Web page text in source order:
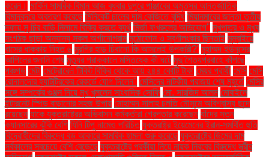
করেন। মার্কিন সামরিক বিমান আজ বুধবার দুপুরে পাঞ্জাবের অমৃতসর আন্তর্জাতিক
বিমানবন্দরে অবতরণ করেছে মিনিকেট চালের দাম কেজিতে বৃদ্ধি মিয়ানমারের জান্তা তৃতীয়
দফায় সু চির বাড়ি নিলামে বিক্রি করতে ব্যর্থ মির্জা ফখরুলের অভিযোগ" মুখপাত্র ও মুখ্য
সংগঠক ছাড়া অন্যান্য সকল অর্গানোগ্রাম মুঠোফোন ও স্বর্ণালংকার ছিনতাই মুম্বাইয়ে
বাসের ধাক্কায় নিহত ৬ মুরগির হাড় চিবানো কি আসলেই উপকারী?' মুহাম্মদ ইউনূসের
আপিলের শুনানি শেষ মৃত্যুর প্রাক্কালে মস্তিষ্কে কী ঘটে মৃদু শৈত্যপ্রবাহে কাঁপছে
পঞ্চগড় মেটা মেট্রোরেল টিকিট বিক্রি থেকে আয় ২৪৪ কোটি টাকা মেয়র প্রার্থী মেসি মেসি
রোনালদোর হ্যাটট্রিকের রেকর্ডে যোগ দিলেন" মেসিদের নাটকীয় পরাজয় শেষ মুহূর্তে মেসির
সঙ্গে সম্পর্কের গুঞ্জন নিয়ে মুখ খুললেন সাংবাদিক সোফি মো. সারজিদ আলম মোবাইলে
ইন্টারনেট স্পিড বাড়ানোর সহজ উপায় মোহাম্মদ সালাহ চলতি মৌসুমে অবিশ্বাস্য ছন্দে
রয়েছেন যাকে যুক্তরাষ্ট্রের অভিবাসন কর্মকর্তারা গ্রেপ্তার করেছেন যাঁদের স্তন
ক্যানসারের ঝুঁকি বেশি যিনি টিপু নামেও পরিচিত যুক্তরাষ্ট্র ইয়েমেনের ইরান-সমর্থিত হুতি
বিদ্রোহীদের বিরুদ্ধে বড় আকারে সামরিক হামলা শুরু করেছে যুক্তরাষ্ট্রে ডিমের দাম
সর্বকালের সবচেয়ে বেশি বেড়েছে যুক্তরাষ্ট্রে পরকীয়া নিয়ে নায়ক নিরবের বিরুদ্ধে স্ত্রীর